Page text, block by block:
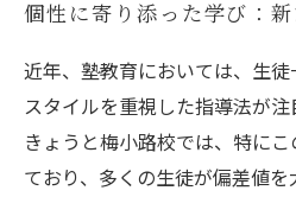
個性に寄り添った学び：
近年、塾教育においては、生
スタイルを重視した指導法が
きょうと梅小路校では、特に
ており、多くの生徒が偏差値